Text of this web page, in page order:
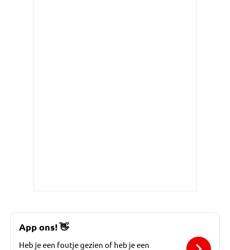
App ons!👋
Heb je een foutje gezien of heb je een